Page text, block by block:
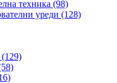
техника (98)
уреди (128)
(129)